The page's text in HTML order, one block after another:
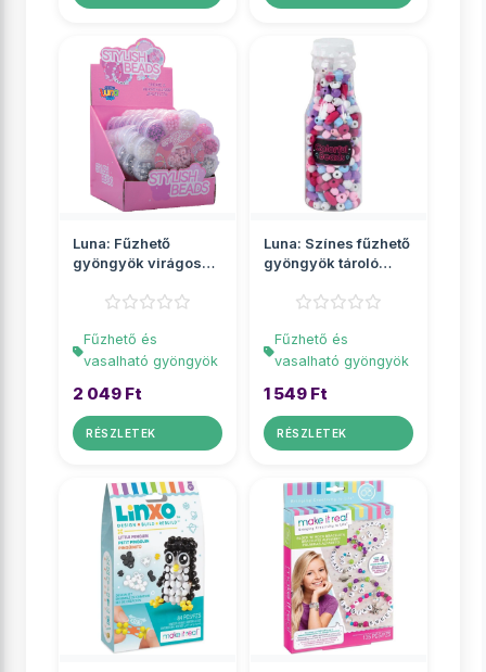
Luna: Fűzhető
gyöngyök virágos
Fűzhető és
vasalható gyöngyök
2 049 Ft
RÉSZLETEK
Luna: Színes fűzhető
gyöngyök tároló
Fűzhető és
vasalható gyöngyök
1 549 Ft
RÉSZLETEK